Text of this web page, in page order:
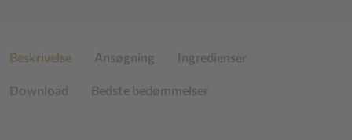
Beskrivelse Ansøgning Ingredienser
Download Bedste bedømmelser